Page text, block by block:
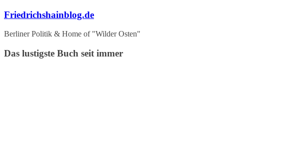
Zum
springen
Friedrichshainblog.de
Berliner Politik & Home of "Wilder Osten"
Das lustigste Buch seit immer